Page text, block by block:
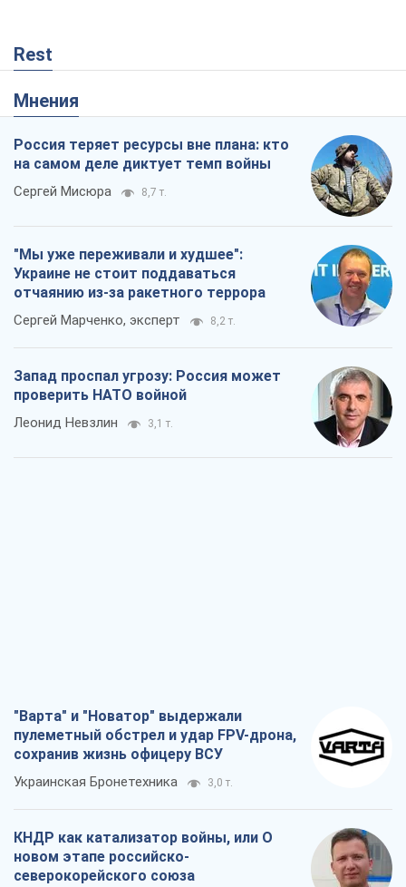
Rest
Мнения
Россия теряет ресурсы вне плана: кто
на самом деле диктует темп войны
Сергей Мисюра 8,7 т.
"Мы уже переживали и худшее":
Украине не стоит поддаваться
отчаянию из-за ракетного террора
Сергей Марченко, эксперт 8,2 т.
Запад проспал угрозу: Россия может
проверить НАТО войной
Леонид Невзлин 3,1 т.
"Варта" и "Новатор" выдержали
пулеметный обстрел и удар FPV-дрона,
сохранив жизнь офицеру ВСУ
Украинская Бронетехника 3,0 т.
КНДР как катализатор войны, или О
новом этапе российско-
северокорейского союза